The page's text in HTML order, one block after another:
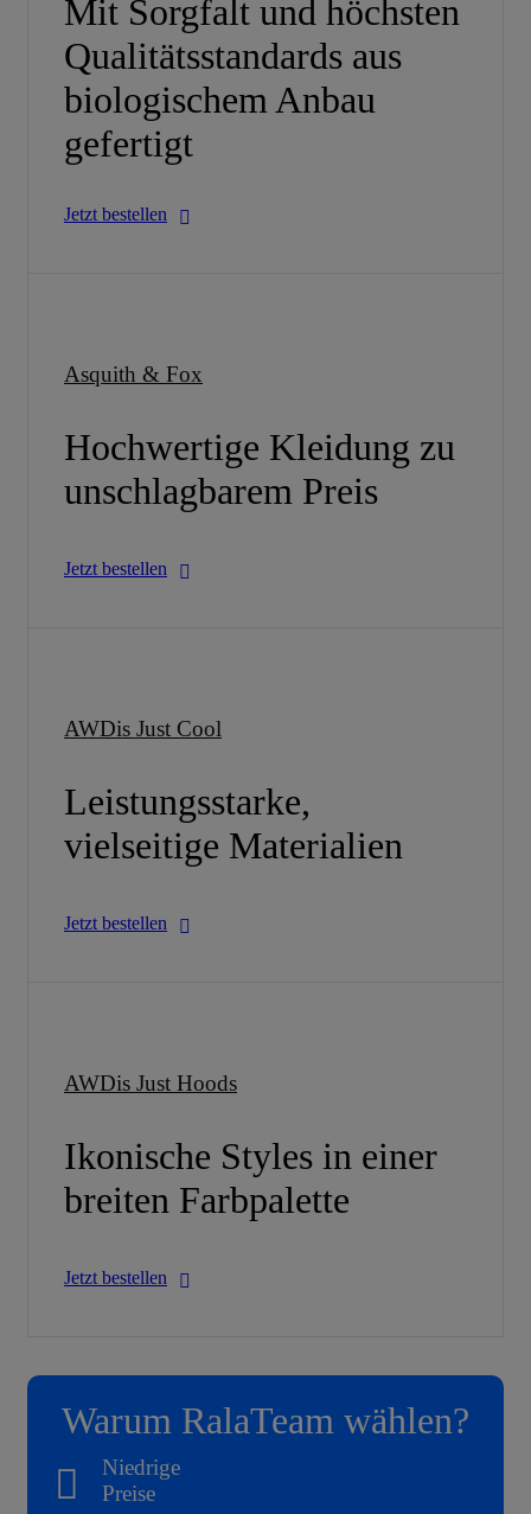
Mit Sorgfalt und höchsten
Qualitätsstandards aus
biologischem Anbau
gefertigt
Jetzt bestellen
Asquith & Fox
Hochwertige Kleidung zu
unschlagbarem Preis
Jetzt bestellen
AWDis Just Cool
Leistungsstarke,
vielseitige Materialien
Jetzt bestellen
AWDis Just Hoods
Ikonische Styles in einer
breiten Farbpalette
Jetzt bestellen
Warum RalaTeam wählen?
Niedrige
Preise